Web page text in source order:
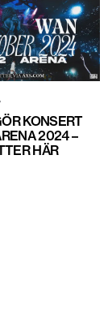
KONSERT
2024 –
HÄR